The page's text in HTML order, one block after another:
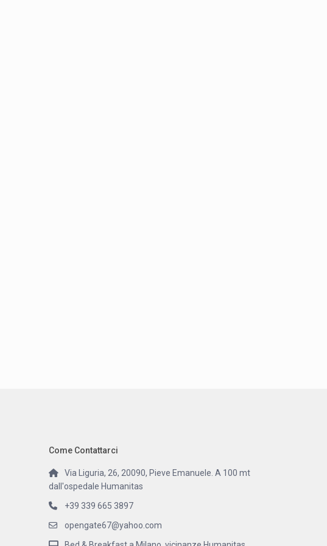
Come Contattarci
Via Liguria, 26, 20090, Pieve Emanuele. A 100 mt
dall'ospedale Humanitas
+39 339 665 3897
opengate67@yahoo.com